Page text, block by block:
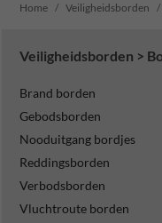
Home Veiligheidsborden
Veiligheidsborden >
Brand borden
Gebodsborden
Nooduitgang bordjes
Reddingsborden
Verbodsborden
Vluchtroute borden